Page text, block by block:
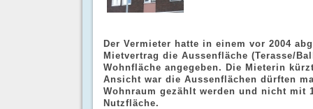
Der Vermieter hatte in einem vor 2004
Mietvertrag die Aussenfläche (Terasse/
Wohnfläche angegeben. Die Mieterin
Ansicht war die Aussenflächen dürften
Wohnraum gezählt werden und nicht mit
Nutzfläche.